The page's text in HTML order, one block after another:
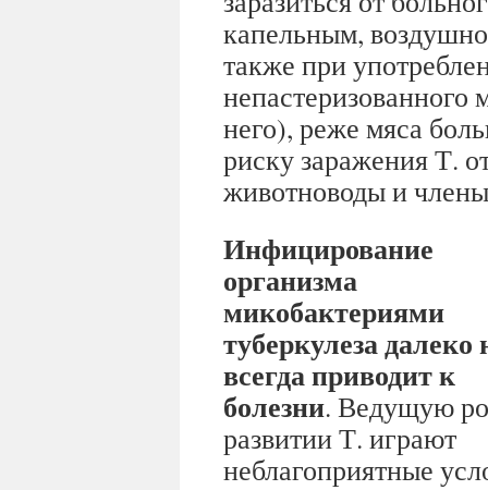
капельным,
также при
него), реже мяса
риску заражения Т.
животноводы и
Инфицирование
организма
микобактериями
туберкулеза далеко
всегда приводит к
болезни. Ведущую
развитии Т. играют
неблагоприятные